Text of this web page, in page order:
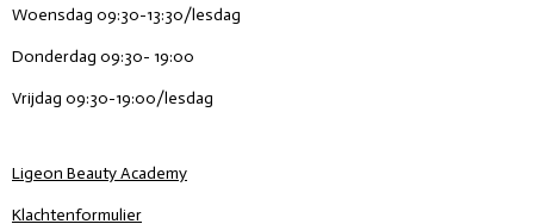
Woensdag 09:30-13:30/lesdag
Donderdag 09:30- 19:00
Vrijdag 09:30-19:00/lesdag
Ligeon Beauty Academy
Klachtenformulier